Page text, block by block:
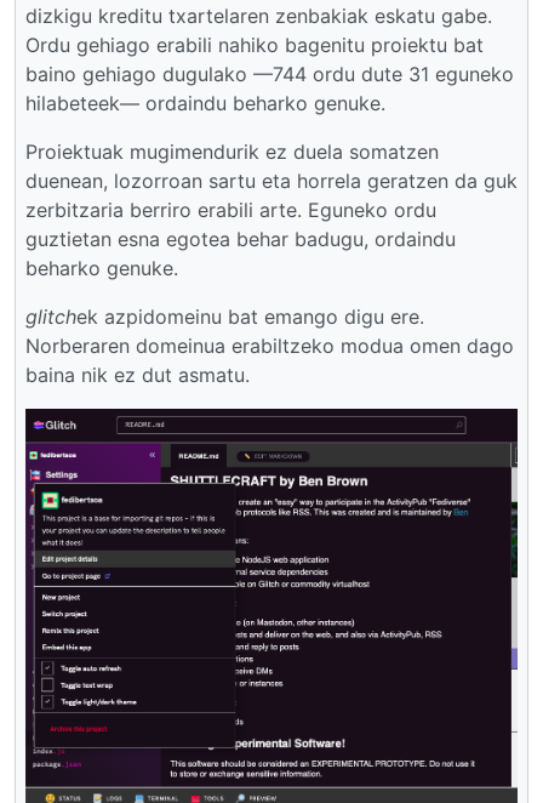
dizkigu kreditu txartelaren zenbakiak eskatu gabe.
Ordu gehiago erabili nahiko bagenitu proiektu bat
baino gehiago dugulako —744 ordu dute 31 eguneko
hilabeteek— ordaindu beharko genuke.
Proiektuak mugimendurik ez duela somatzen
duenean, lozorroan sartu eta horrela geratzen da guk
zerbitzaria berriro erabili arte. Eguneko ordu
guztietan esna egotea behar badugu, ordaindu
beharko genuke.
glitchek azpidomeinu bat emango digu ere.
Norberaren domeinua erabiltzeko modua omen dago
baina nik ez dut asmatu.